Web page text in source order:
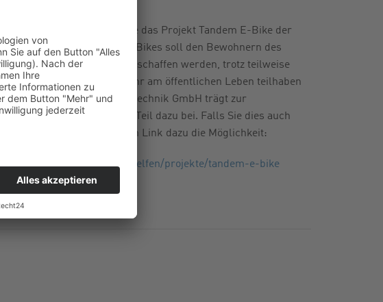
mit einer Geldspende das Projekt Tandem E-Bike der
der Anschaffung dieses E-Bikes soll den Bewohnern des
die Möglichkeit geschaffen werden, trotz teilweise
Mobilität wieder etwas mehr am öffentlichen Leben teilhaben
Gas- Druckregeltechnik GmbH trägt zur
tollen Idee gerne einen Teil dazu bei. Falls Sie dies auch
Sie unter dem folgenden Link dazu die Möglichkeit:
olpe.de/ich-moechte-helfen/projekte/tandem-e-bike